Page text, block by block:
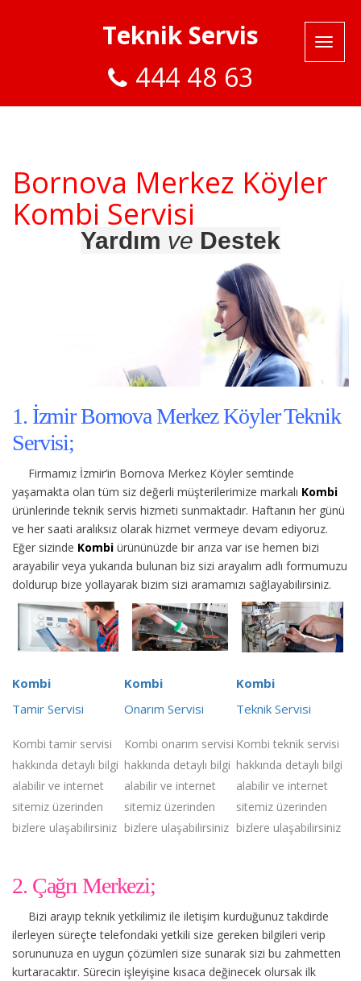
Teknik Servis
444 48 63
Bornova Merkez Köyler
Kombi Servisi
Yardım ve Destek
1. İzmir Bornova Merkez Köyler Teknik
Servisi;
Firmamız İzmir’in Bornova Merkez Köyler semtinde
yaşamakta olan tüm siz değerli müşterilerimize markalı Kombi
ürünlerinde teknik servis hizmeti sunmaktadır. Haftanın her günü
ve her saati aralıksız olarak hizmet vermeye devam ediyoruz.
Eğer sizinde Kombi ürününüzde bir arıza var ise hemen bizi
arayabilir veya yukarıda bulunan biz sizi arayalım adlı formumuzu
doldurup bize yollayarak bizim sizi aramamızı sağlayabilirsiniz.
Kombi
Tamir Servisi
Kombi tamir servisi
hakkında detaylı bilgi
alabilir ve internet
sitemiz üzerinden
bizlere ulaşabilirsiniz
Kombi
Onarım Servisi
Kombi onarım servisi
hakkında detaylı bilgi
alabilir ve internet
sitemiz üzerinden
bizlere ulaşabilirsiniz
Kombi
Teknik Servisi
Kombi teknik servisi
hakkında detaylı bilgi
alabilir ve internet
sitemiz üzerinden
bizlere ulaşabilirsiniz
2. Çağrı Merkezi;
Bizi arayıp teknik yetkilimiz ile iletişim kurduğunuz takdirde
ilerleyen süreçte telefondaki yetkili size gereken bilgileri verip
sorununuza en uygun çözümleri size sunarak sizi bu zahmetten
kurtaracaktır. Sürecin işleyişine kısaca değinecek olursak ilk